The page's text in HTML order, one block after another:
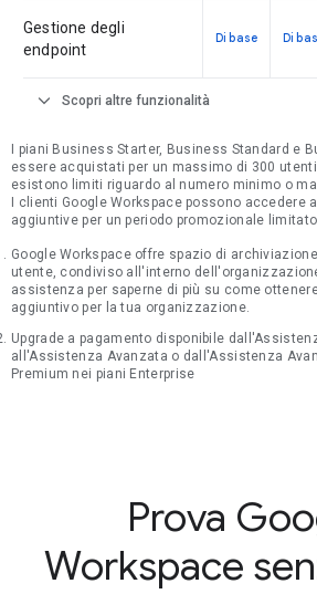
Gestione degli
endpoint
Di base Di
expand_more Scopri altre funzionalità
I piani Business Starter, Business Standard e
essere acquistati per un massimo di 300
esistono limiti riguardo al numero minimo o
I clienti Google Workspace possono accedere
aggiuntive per un periodo promozionale
Google Workspace offre spazio di
utente, condiviso all'interno
assistenza per saperne di più su come
aggiuntivo per la tua organizzazione.
Upgrade a pagamento disponibile
all'Assistenza Avanzata o dall'Assistenza
Premium nei piani Enterprise
Prova
Workspace